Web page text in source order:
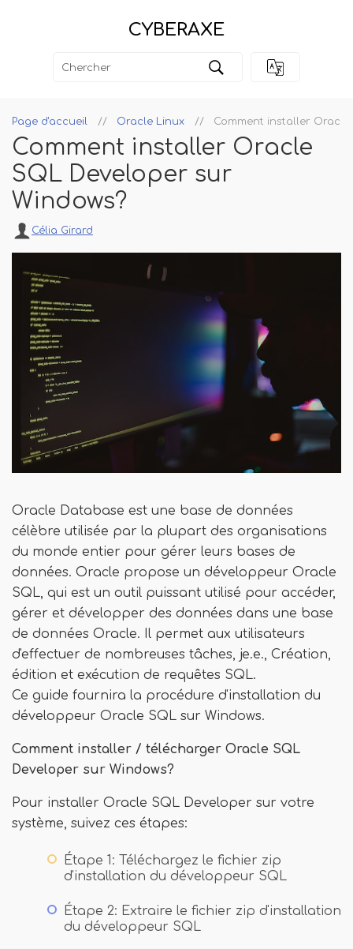
CYBERAXE
Page d'accueil Oracle Linux Comment installer Oracle
Comment installer Oracle
SQL Developer sur
Windows?
Célia Girard
Oracle Database est une base de données
célèbre utilisée par la plupart des organisations
du monde entier pour gérer leurs bases de
données. Oracle propose un développeur Oracle
SQL, qui est un outil puissant utilisé pour accéder,
gérer et développer des données dans une base
de données Oracle. Il permet aux utilisateurs
d'effectuer de nombreuses tâches, je.e., Création,
édition et exécution de requêtes SQL.
Ce guide fournira la procédure d'installation du
développeur Oracle SQL sur Windows.
Comment installer / télécharger Oracle SQL
Developer sur Windows?
Pour installer Oracle SQL Developer sur votre
système, suivez ces étapes:
Étape 1: Téléchargez le fichier zip
d'installation du développeur SQL
Étape 2: Extraire le fichier zip d'installation
du développeur SQL